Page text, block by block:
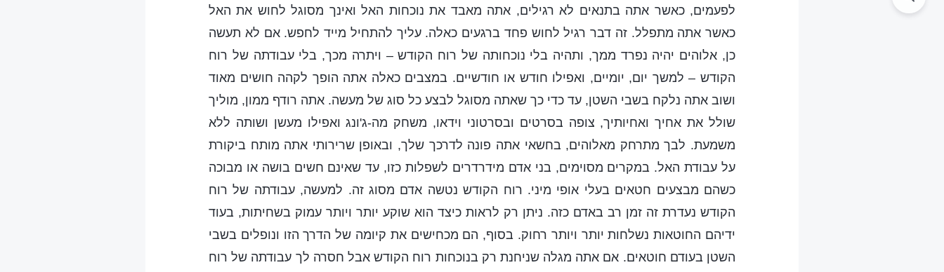
לפעמים, כאשר אתה בתנאים לא רגילים, אתה מאבד את נוכחות האל ואינך מסוגל לחוש את האל
כאשר אתה מתפלל. זה דבר רגיל לחוש פחד ברגעים כאלה. עליך להתחיל מייד לחפש. אם לא תעשה
כן, אלוהים יהיה נפרד ממך, ותהיה בלי נוכחותה של רוח הקודש – ויתרה מכך, בלי עבודתה של רוח
הקודש – למשך יום, יומיים, ואפילו חודש או חודשיים. במצבים כאלה אתה הופך לקהה חושים מאוד
ושוב אתה נלקח בשבי השטן, עד כדי כך שאתה מסוגל לבצע כל סוג של מעשה. אתה רודף ממון, מוליך
שולל את אחיך ואחיותיך, צופה בסרטים ובסרטוני וידאו, משחק מה-ג'ונג ואפילו מעשן ושותה ללא
משמעת. לבך מתרחק מאלוהים, בחשאי אתה פונה לדרכך שלך, ובאופן שרירותי אתה מותח ביקורת
על עבודת האל. במקרים מסוימים, בני אדם מידרדרים לשפלות כזו, עד שאינם חשים בושה או מבוכה
כשהם מבצעים חטאים בעלי אופי מיני. רוח הקודש נטשה אדם מסוג זה. למעשה, עבודתה של רוח
הקודש נעדרת זה זמן רב באדם כזה. ניתן רק לראות כיצד הוא שוקע יותר ויותר עמוק בשחיתות, בעוד
ידיהם החוטאות נשלחות יותר ויותר רחוק. בסוף, הם מכחישים את קיומה של הדרך הזו ונופלים בשבי
השטן בעודם חוטאים. אם אתה מגלה שניחנת רק בנוכחות רוח הקודש אבל חסרה לך עבודתה של רוח